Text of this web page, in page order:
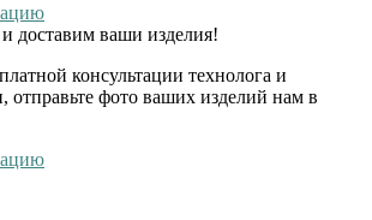
и доставим ваши изделия!
консультации технолога и
отправьте фото ваших изделий нам в